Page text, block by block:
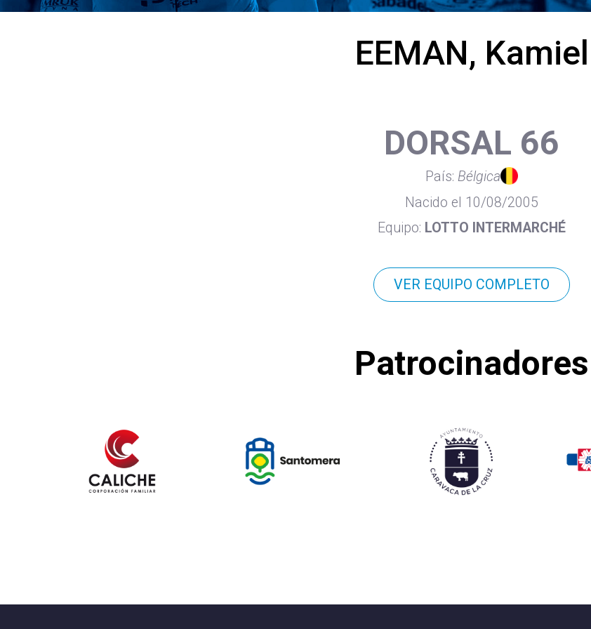
EEMAN, Kamiel
DORSAL 66
País: Bélgica
Nacido el 10/08/2005
Equipo: LOTTO INTERMARCHÉ
VER EQUIPO COMPLETO
Patrocinadores